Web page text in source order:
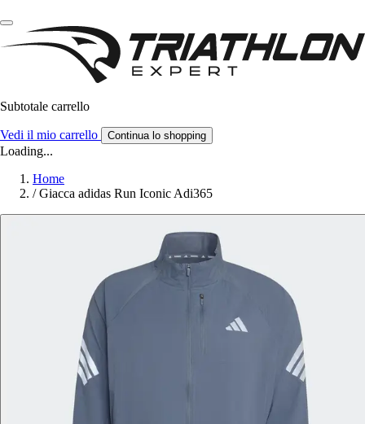
Subtotale carrello
Vedi il mio carrello Continua lo shopping
Loading...
Home
/ Giacca adidas Run Iconic Adi365